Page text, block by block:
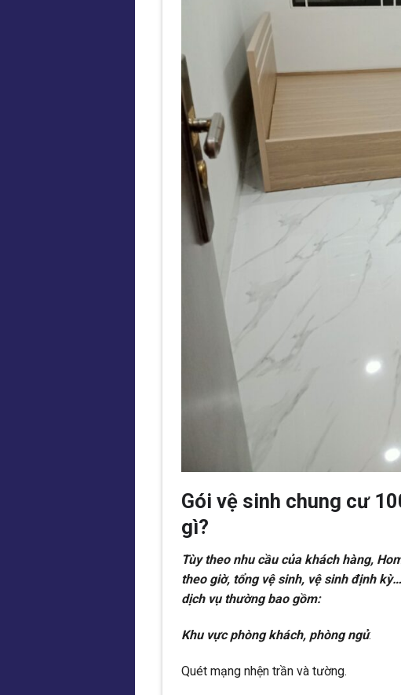
Gói vệ sinh chung cư
gì?
Tùy theo nhu cầu của khách hàng,
theo giờ, tổng vệ sinh, vệ sinh định
dịch vụ thường bao gồm:
Khu vực phòng khách, phòng ngủ:
Quét mạng nhện trần và tường.